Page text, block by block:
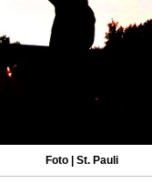
Foto | St. Pauli